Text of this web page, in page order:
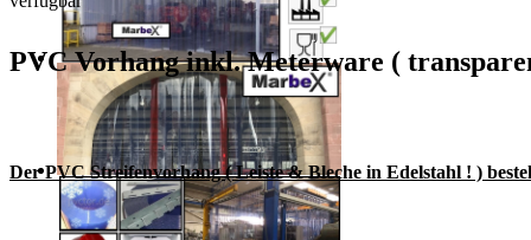
PVC Vorhang inkl. Meterware (
Der PVC Streifenvorhang ( Leiste & Bleche in Edelstahl ! )